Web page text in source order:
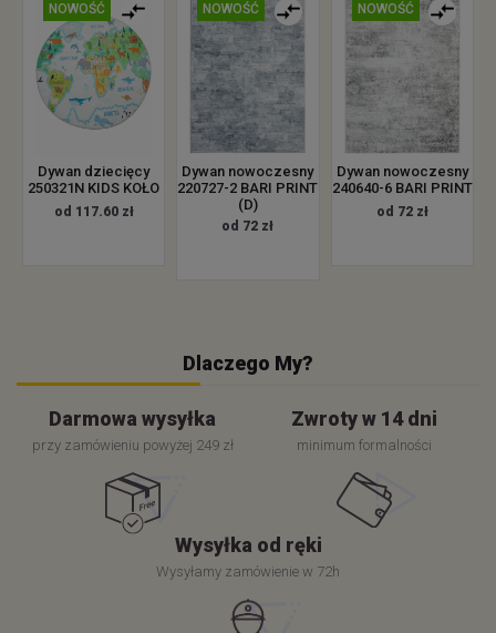
NOWOŚĆ
Dywan dziecięcy
250321N KIDS KOŁO
od 117.60 zł
NOWOŚĆ
Dywan nowoczesny
220727-2 BARI PRINT
(D)
od 72 zł
NOWOŚĆ
Dywan nowoczesny
240640-6 BARI PRINT
od 72 zł
Dlaczego My?
Darmowa wysyłka
przy zamówieniu powyżej 249 zł
Zwroty w 14 dni
minimum formalności
Wysyłka od ręki
Wysyłamy zamówienie w 72h